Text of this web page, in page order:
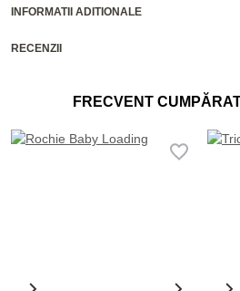
INFORMATII ADITIONALE
RECENZII
FRECVENT